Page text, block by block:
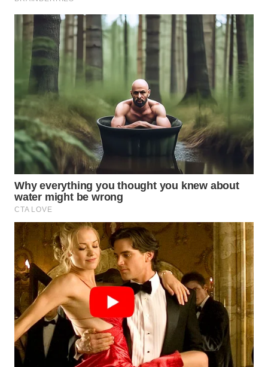
WAHANA
TRAVEL
TV
WAHANANEWS
ID
WAHANANEWS
CO ID
WAHANANEWS
NET
WAHANA
SPORT
WAHANA
UMKM
WAHANA
SELEB